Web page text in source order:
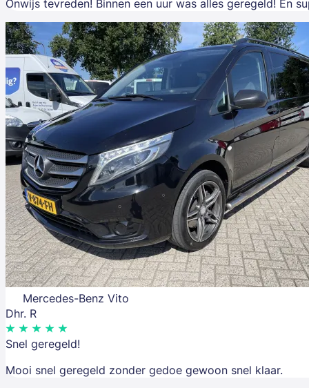
Onwijs tevreden! Binnen een uur was alles geregeld! En
Mercedes-Benz Vito
Dhr. R
Snel geregeld!
Mooi snel geregeld zonder gedoe gewoon snel klaar.